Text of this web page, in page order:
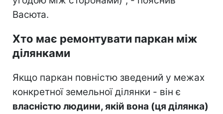
Васюта.
Хто має ремонтувати паркан між
ділянками
Якщо паркан повністю зведений у межах
конкретної земельної ділянки - він є
власністю людини, якій вона (ця ділянка)